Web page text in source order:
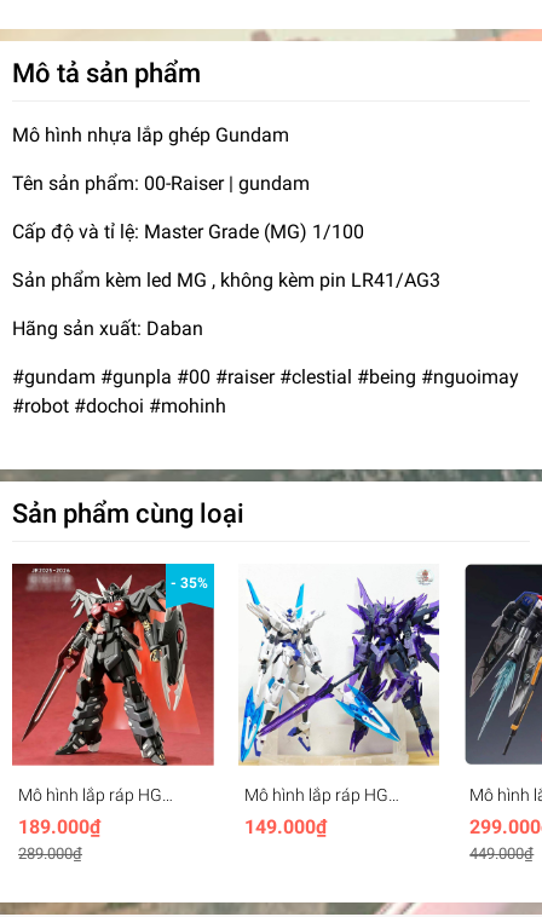
Mô tả sản phẩm
Mô hình nhựa lắp ghép Gundam
Tên sản phẩm: 00-Raiser | gundam
Cấp độ và tỉ lệ: Master Grade (MG) 1/100
Sản phẩm kèm led MG , không kèm pin LR41/AG3
Hãng sản xuất: Daban
#gundam #gunpla #00 #raiser #clestial #being #nguoimay
#robot #dochoi #mohinh
Sản phẩm cùng loại
- 35%
Mô hình lắp ráp HG
1/144 Black Knight
Squad Shi-ve.A gundam -
Sharp Impression
189.000₫
289.000₫
Mô hình lắp ráp HG
1/144 Transient Glacier -
JMS model
149.000₫
Mô hình
1/144
Golden
449.000₫